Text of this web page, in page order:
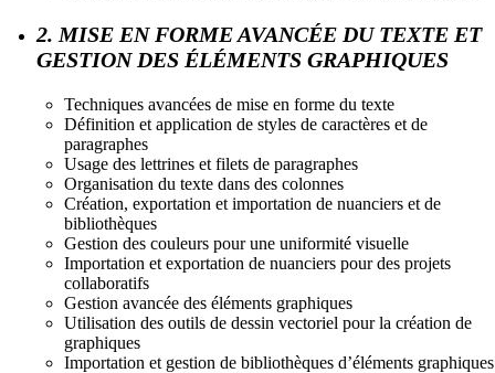
2. MISE EN FORME AVANCÉE DU TEXTE ET
GESTION DES ÉLÉMENTS GRAPHIQUES
Techniques avancées de mise en forme du texte
Définition et application de styles de caractères et de
paragraphes
Usage des lettrines et filets de paragraphes
Organisation du texte dans des colonnes
Création, exportation et importation de nuanciers et de
bibliothèques
Gestion des couleurs pour une uniformité visuelle
Importation et exportation de nuanciers pour des projets
collaboratifs
Gestion avancée des éléments graphiques
Utilisation des outils de dessin vectoriel pour la création de
graphiques
Importation et gestion de bibliothèques d’éléments graphiques